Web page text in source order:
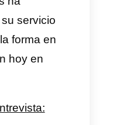
Luis Gutiérrez
de las clínicas
quien nos